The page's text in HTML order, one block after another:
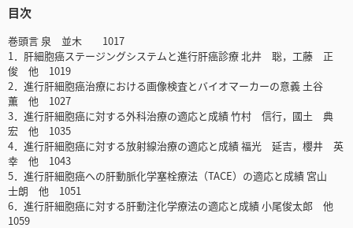
目次
巻頭言 泉 並木 1017
1．肝細胞癌ステージングシステムと進行肝癌診療 北井 聡，工藤 正
俊 他 1019
2．進行肝細胞癌治療における画像検査とバイオマーカーの意義 土谷
薫 他 1027
3．進行肝細胞癌に対する外科治療の適応と成績 竹村 信行，國土 典
宏 他 1035
4．進行肝細胞癌に対する放射線治療の適応と成績 福光 延吉，櫻井 英
幸 他 1043
5．進行肝細胞癌への肝動脈化学塞栓療法（TACE）の適応と成績 宮山
士朗 他 1051
6．進行肝細胞癌に対する肝動注化学療法の適応と成績 小尾俊太郎 他
1059